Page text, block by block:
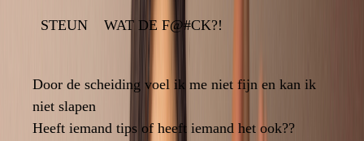
STEUN WAT DE F@#CK?!
Door de scheiding voel ik me niet fijn en kan ik
niet slapen
Heeft iemand tips of heeft iemand het ook??
WAT DE F@#CK?!
Door de scheiding voel ik me niet fijn en kan ik
Heeft iemand tips of heeft iemand het ook??